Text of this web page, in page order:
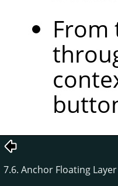
From
7.6. Anchor Floating